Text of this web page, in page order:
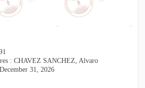
: CHAVEZ SANCHEZ, Alvaro
31, 2026